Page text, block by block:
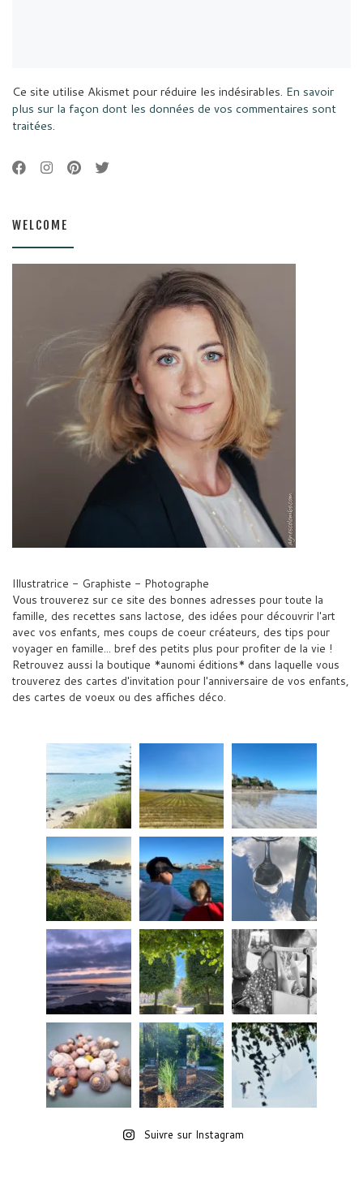
Ce site utilise Akismet pour réduire les indésirables. En savoir
plus sur la façon dont les données de vos commentaires sont
traitées.
WELCOME
Illustratrice - Graphiste - Photographe
Vous trouverez sur ce site des bonnes adresses pour toute la
famille, des recettes sans lactose, des idées pour découvrir l'art
avec vos enfants, mes coups de coeur créateurs, des tips pour
voyager en famille... bref des petits plus pour profiter de la vie !
Retrouvez aussi la boutique *aunomi éditions* dans laquelle vous
trouverez des cartes d'invitation pour l'anniversaire de vos enfants,
des cartes de voeux ou des affiches déco.
Suivre sur Instagram